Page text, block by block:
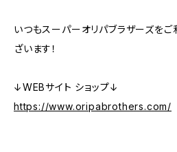
いつもスーパーオリパブラザーズを
ざいます！
↓WEBサイト ショップ↓
https://www.oripabrothers.com/